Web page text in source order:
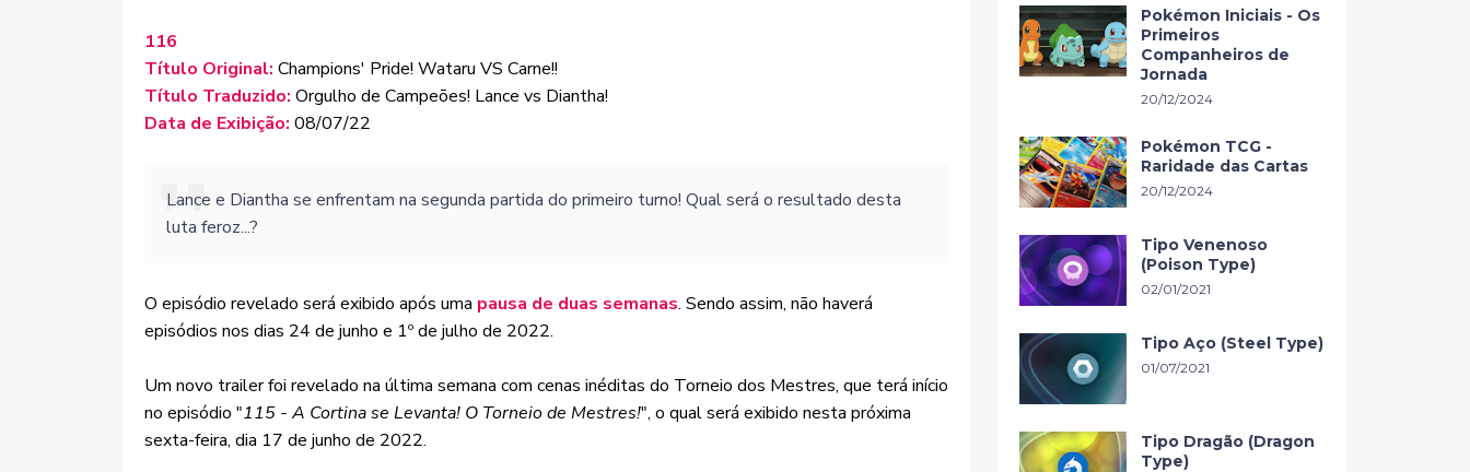
116
Título Original: Champions' Pride! Wataru VS Carne!!
Título Traduzido: Orgulho de Campeões! Lance vs Diantha!
Data de Exibição: 08/07/22
Lance e Diantha se enfrentam na segunda partida do primeiro turno! Qual será o resultado desta
luta feroz...?
O episódio revelado será exibido após uma pausa de duas semanas. Sendo assim, não haverá
episódios nos dias 24 de junho e 1º de julho de 2022.
Um novo trailer foi revelado na última semana com cenas inéditas do Torneio dos Mestres, que terá início
no episódio "115 - A Cortina se Levanta! O Torneio de Mestres!", o qual será exibido nesta próxima
sexta-feira, dia 17 de junho de 2022.
Pokémon Iniciais - Os
Primeiros
Companheiros de
Jornada
20/12/2024
Pokémon TCG -
Raridade das Cartas
20/12/2024
Tipo Venenoso
(Poison Type)
02/01/2021
Tipo Aço (Steel Type)
01/07/2021
Tipo Dragão (Dragon
Type)